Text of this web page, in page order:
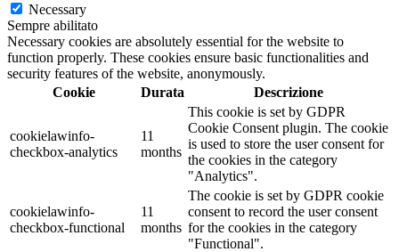
Necessary
Sempre abilitato
Necessary cookies are absolutely essential for the website to
function properly. These cookies ensure basic functionalities and
security features of the website, anonymously.
Cookie
Durata Descrizione
cookielawinfo-
checkbox-analytics
11
months
This cookie is set by GDPR
Cookie Consent plugin. The cookie
is used to store the user consent for
the cookies in the category
"Analytics".
cookielawinfo-
checkbox-functional
11
months
The cookie is set by GDPR cookie
consent to record the user consent
for the cookies in the category
"Functional".